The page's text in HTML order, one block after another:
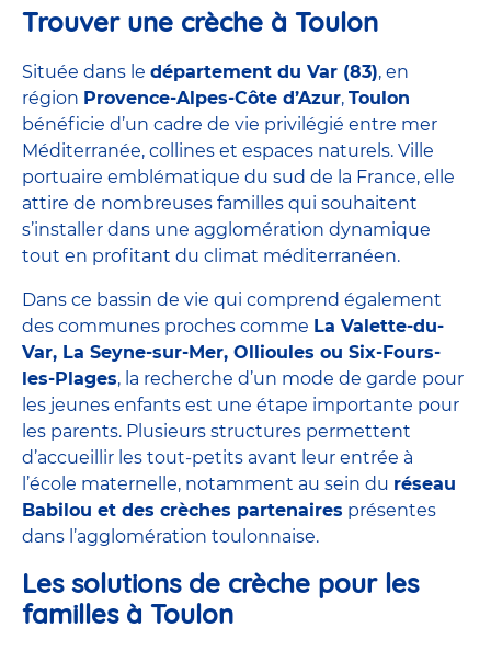
Trouver une crèche à Toulon
Située dans le département du Var (83), en
région Provence-Alpes-Côte d’Azur, Toulon
bénéficie d’un cadre de vie privilégié entre mer
Méditerranée, collines et espaces naturels. Ville
portuaire emblématique du sud de la France, elle
attire de nombreuses familles qui souhaitent
s’installer dans une agglomération dynamique
tout en profitant du climat méditerranéen.
Dans ce bassin de vie qui comprend également
des communes proches comme La Valette-du-
Var, La Seyne-sur-Mer, Ollioules ou Six-Fours-
les-Plages, la recherche d’un mode de garde pour
les jeunes enfants est une étape importante pour
les parents. Plusieurs structures permettent
d’accueillir les tout-petits avant leur entrée à
l’école maternelle, notamment au sein du réseau
Babilou et des crèches partenaires présentes
dans l’agglomération toulonnaise.
Les solutions de crèche pour les
familles à Toulon